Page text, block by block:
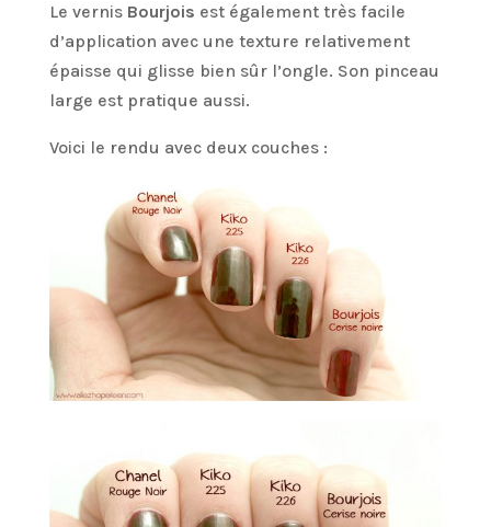
Le vernis Bourjois est également très facile
d’application avec une texture relativement
épaisse qui glisse bien sûr l’ongle. Son pinceau
large est pratique aussi.
Voici le rendu avec deux couches :